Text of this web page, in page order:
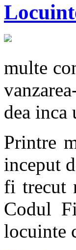
multe
dea
Printre
inceput
fi trecut
Codul
locuinte